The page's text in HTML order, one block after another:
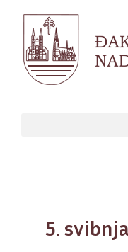
content
5.